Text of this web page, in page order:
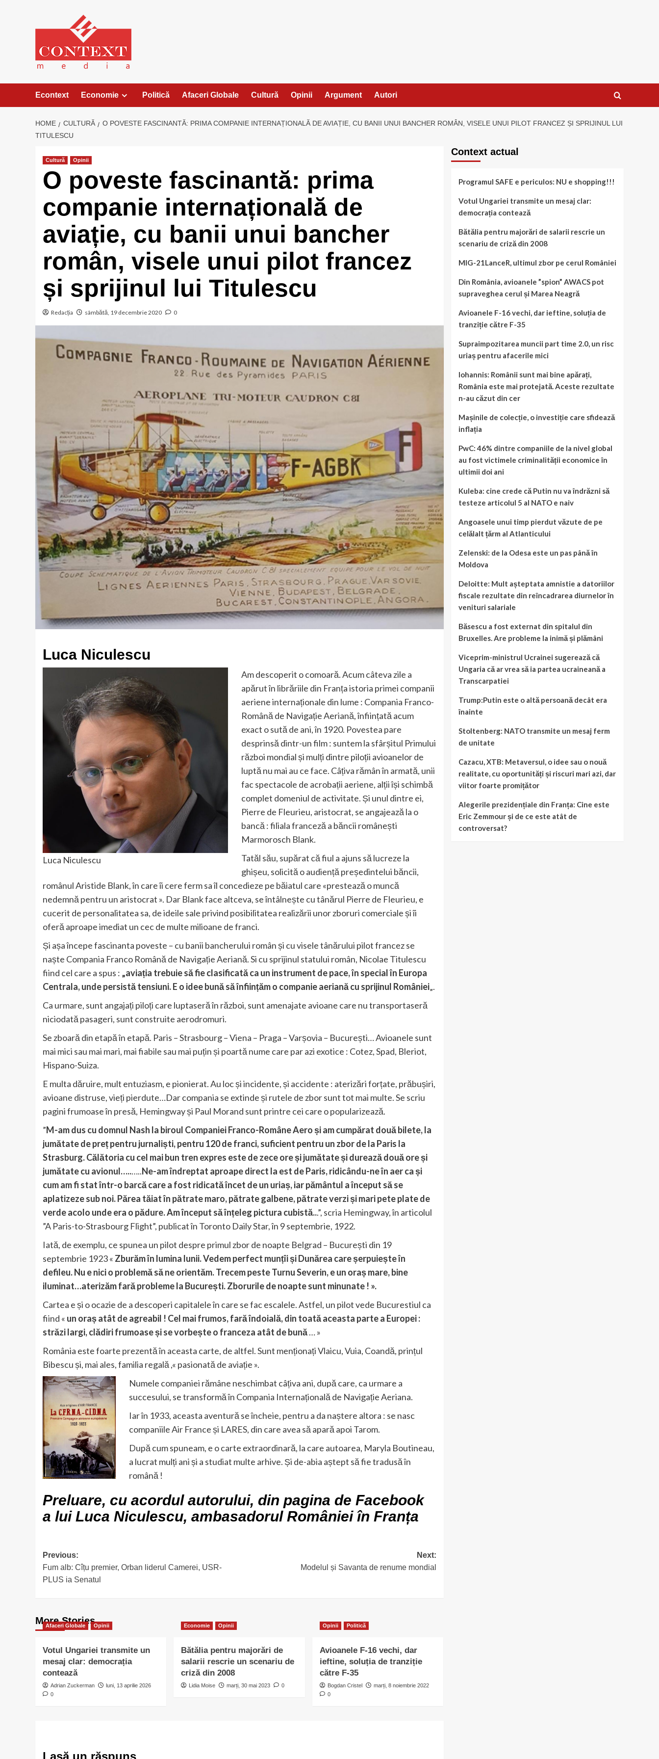
Econtext Economie Politică Afaceri Globale Cultură Opinii Argument Autori
HOME CULTURĂ
O POVESTE FASCINANTĂ: PRIMA COMPANIE INTERNAȚIONALĂ DE AVIAȚIE, CU BANII UNUI BANCHER ROMÂN, VISELE UNUI PILOT FRANCEZ ȘI SPRIJINUL LUI
TITULESCU
Cultură Opinii
O poveste fascinantă: prima
companie internațională de
aviație, cu banii unui bancher
român, visele unui pilot francez
și sprijinul lui Titulescu
Redacția sâmbătă, 19 decembrie 2020 0
Luca Niculescu
Luca Niculescu
Am descoperit o comoară. Acum câteva zile a
apărut în librăriile din Franța istoria primei companii
aeriene internaționale din lume : Compania Franco-
Română de Navigație Aeriană, înființată acum
exact o sută de ani, în 1920. Povestea pare
desprinsă dintr-un film : suntem la sfârșitul Primului
război mondial și mulți dintre piloții avioanelor de
luptă nu mai au ce face. Câțiva rămân în armată, unii
fac spectacole de acrobații aeriene, alții își schimbă
complet domeniul de activitate. Și unul dintre ei,
Pierre de Fleurieu, aristocrat, se angajează la o
bancă : filiala franceză a băncii românești
Marmorosch Blank.
Tatăl său, supărat că fiul a ajuns să lucreze la
ghișeu, solicită o audiență președintelui băncii,
românul Aristide Blank, în care îi cere ferm sa îl concedieze pe băiatul care «prestează o muncă
nedemnă pentru un aristocrat ». Dar Blank face altceva, se întâlnește cu tânărul Pierre de Fleurieu, e
cucerit de personalitatea sa, de ideile sale privind posibilitatea realizării unor zboruri comerciale și îi
oferă aproape imediat un cec de multe milioane de franci.
Și așa începe fascinanta poveste – cu banii bancherului român și cu visele tânărului pilot francez se
naște Compania Franco Română de Navigație Aeriană. Si cu sprijinul statului român, Nicolae Titulescu
fiind cel care a spus : „aviația trebuie să fie clasificată ca un instrument de pace, în special în Europa
Centrala, unde persistă tensiuni. E o idee bună să înființăm o companie aeriană cu sprijinul României„.
Ca urmare, sunt angajați piloți care luptaseră în război, sunt amenajate avioane care nu transportaseră
niciodată pasageri, sunt construite aerodromuri.
Se zboară din etapă în etapă. Paris – Strasbourg – Viena – Praga – Varșovia – București… Avioanele sunt
mai mici sau mai mari, mai fiabile sau mai puțin și poartă nume care par azi exotice : Cotez, Spad, Bleriot,
Hispano-Suiza.
E multa dăruire, mult entuziasm, e pionierat. Au loc și incidente, și accidente : aterizări forțate, prăbușiri,
avioane distruse, vieți pierdute…Dar compania se extinde și rutele de zbor sunt tot mai multe. Se scriu
pagini frumoase în presă, Hemingway și Paul Morand sunt printre cei care o popularizează.
”M-am dus cu domnul Nash la biroul Companiei Franco-Române Aero și am cumpărat două bilete, la
jumătate de preț pentru jurnaliști, pentru 120 de franci, suficient pentru un zbor de la Paris la
Strasburg. Călătoria cu cel mai bun tren expres este de zece ore și jumătate și durează două ore și
jumătate cu avionul…..…..Ne-am îndreptat aproape direct la est de Paris, ridicându-ne în aer ca și
cum am fi stat într-o barcă care a fost ridicată încet de un uriaș, iar pământul a început să se
aplatizeze sub noi. Părea tăiat în pătrate maro, pătrate galbene, pătrate verzi și mari pete plate de
verde acolo unde era o pădure. Am început să înțeleg pictura cubistă...”, scria Hemingway, în articolul
”A Paris-to-Strasbourg Flight”, publicat în Toronto Daily Star, în 9 septembrie, 1922.
Iată, de exemplu, ce spunea un pilot despre primul zbor de noapte Belgrad – București din 19
septembrie 1923 « Zburăm în lumina lunii. Vedem perfect munțîi și Dunărea care șerpuiește în
defileu. Nu e nici o problemă să ne orientăm. Trecem peste Turnu Severin, e un oraș mare, bine
iluminat…aterizăm fară probleme la București. Zborurile de noapte sunt minunate ! ».
Cartea e și o ocazie de a descoperi capitalele în care se fac escalele. Astfel, un pilot vede Bucurestiul ca
fiind « un oraș atât de agreabil ! Cel mai frumos, fară îndoială, din toată aceasta parte a Europei :
străzi largi, clădiri frumoase și se vorbește o franceza atât de bună… »
România este foarte prezentă în aceasta carte, de altfel. Sunt menționați Vlaicu, Vuia, Coandă, prințul
Bibescu și, mai ales, familia regală ,« pasionată de aviație ».
Numele companiei rămâne neschimbat câțiva ani, după care, ca urmare a
succesului, se transformă în Compania Internațională de Navigație Aeriana.
Iar în 1933, aceasta aventură se încheie, pentru a da naștere altora : se nasc
companiile Air France și LARES, din care avea să apară apoi Tarom.
După cum spuneam, e o carte extraordinară, la care autoarea, Maryla Boutineau,
a lucrat mulți ani și a studiat multe arhive. Și de-abia aștept să fie tradusă în
română !
Preluare, cu acordul autorului, din pagina de Facebook
a luiLuca Niculescu, ambasadorul României în Franța
Post
navigation
Previous:
Fum alb: Cîțu premier, Orban liderul Camerei, USR-
PLUS ia Senatul
Next:
Modelul și Savanta de renume mondial
More Stories
Afaceri Globale Opinii
Votul Ungariei transmite un
mesaj clar: democrația
contează
Adrian Zuckerman
luni, 13 aprilie 2026
0
Economie Opinii
Bătălia pentru majorări de
salarii rescrie un scenariu de
criză din 2008
Lidia Moise marți, 30 mai 2023 0
Opinii Politică
Avioanele F-16 vechi, dar
ieftine, soluția de tranziție
către F-35
Bogdan Cristel
marți, 8 noiembrie 2022
0
Lasă un răspuns
Context actual
Programul SAFE e periculos: NU e shopping!!!
Votul Ungariei transmite un mesaj clar:
democrația contează
Bătălia pentru majorări de salarii rescrie un
scenariu de criză din 2008
MIG-21LanceR, ultimul zbor pe cerul României
Din România, avioanele ”spion” AWACS pot
supraveghea cerul și Marea Neagră
Avioanele F-16 vechi, dar ieftine, soluția de
tranziție către F-35
Supraimpozitarea muncii part time 2.0, un risc
uriaș pentru afacerile mici
Iohannis: Românii sunt mai bine apărați,
România este mai protejată. Aceste rezultate
n-au căzut din cer
Mașinile de colecție, o investiție care sfidează
inflația
PwC: 46% dintre companiile de la nivel global
au fost victimele criminalității economice în
ultimii doi ani
Kuleba: cine crede că Putin nu va îndrăzni să
testeze articolul 5 al NATO e naiv
Angoasele unui timp pierdut văzute de pe
celălalt țărm al Atlanticului
Zelenski: de la Odesa este un pas până în
Moldova
Deloitte: Mult așteptata amnistie a datoriilor
fiscale rezultate din reîncadrarea diurnelor în
venituri salariale
Băsescu a fost externat din spitalul din
Bruxelles. Are probleme la inimă și plămâni
Viceprim-ministrul Ucrainei sugerează că
Ungaria că ar vrea să ia partea ucraineană a
Transcarpatiei
Trump:Putin este o altă persoană decât era
înainte
Stoltenberg: NATO transmite un mesaj ferm
de unitate
Cazacu, XTB: Metaversul, o idee sau o nouă
realitate, cu oportunități și riscuri mari azi, dar
viitor foarte promițător
Alegerile prezidențiale din Franța: Cine este
Eric Zemmour și de ce este atât de
controversat?